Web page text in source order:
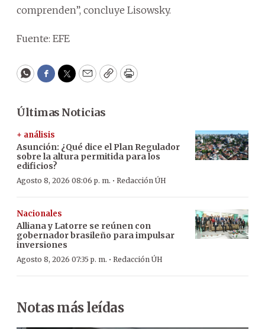
comprenden”, concluye Lisowsky.
Fuente: EFE
WhatsApp
Facebook
Twitter
EmailCopyPrint
Últimas Noticias
+ análisis
Asunción: ¿Qué dice el Plan Regulador
sobre la altura permitida para los
edificios?
Agosto 8, 2026 08:06 p. m. · Redacción ÚH
Nacionales
Alliana y Latorre se reúnen con
gobernador brasileño para impulsar
inversiones
Agosto 8, 2026 07:35 p. m. · Redacción ÚH
Notas más leídas